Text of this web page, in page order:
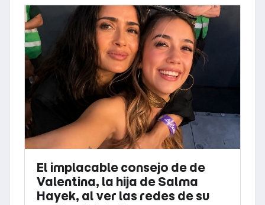
El implacable consejo de de
Valentina, la hija de Salma
Hayek, al ver las redes de su